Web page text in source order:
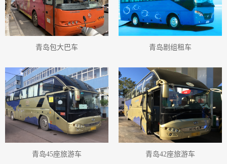
青岛租车价格班车
青岛租车接送班车
青岛租车须知班车
青岛班车汽车公司
青岛机场接送班车
青岛高铁接送班车
青岛班车出租
青岛站租车班车
青岛旅游班车出租
青岛包车旅游班车
青岛包车小车 青岛小车包车
青岛包车旅游
青岛旅游包车小巴
青岛包车旅游小巴
青岛高铁接送大巴
青岛站租车大巴
青岛包车旅游大巴
青岛高铁接送小巴
青岛站租车小巴
青岛高铁接送小巴士
青岛站租车小巴士
青岛包车旅游小巴士
青岛包车中巴
青岛中巴包车
青岛中巴包车公司
青岛旅游包车中巴
青岛租旅游车
青岛会议用车
青岛租车 青岛汽车租赁
青岛租车行
青岛租车旅游
青岛包大巴车 青岛剧组租车
青岛45座旅游车 青岛42座旅游车